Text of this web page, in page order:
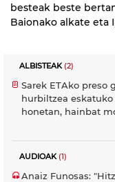
besteak beste
Baionako alkate eta
ALBISTEAK (2)
Sarek ETAko preso
hurbiltzea
honetan, hainbat
AUDIOAK (1)
Anaiz Funosas: